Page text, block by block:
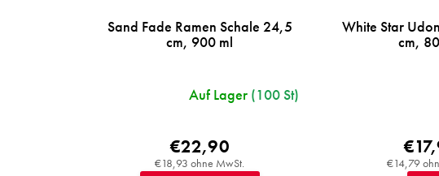
Sand Fade Ramen Schale 24,5
cm, 900 ml
Auf Lager (100 St)
€18,93 ohne MwSt.
€22,90
White Star
cm,
€14,79